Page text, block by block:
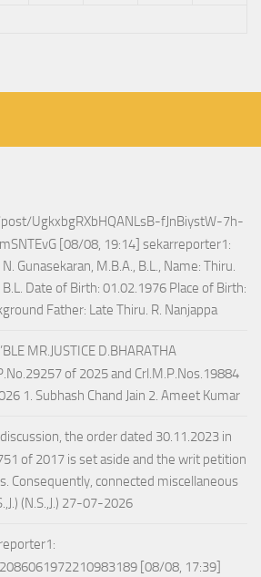
UgkxbgRXbHQANLsB-fJnBiystW-7h-
[08/08, 19:14] sekarreporter1:
Gunasekaran, M.B.A., B.L., Name: Thiru.
B.L. Date of Birth: 01.02.1976 Place of Birth:
Father: Late Thiru. R. Nanjappa
MR.JUSTICE D.BHARATHA
of 2025 and Crl.M.P.Nos.19884
1. Subhash Chand Jain 2. Ameet Kumar
the order dated 30.11.2023 in
of 2017 is set aside and the writ petition
Consequently, connected miscellaneous
(N.S.,J.) 27-07-2026
[08/08, 17:39]